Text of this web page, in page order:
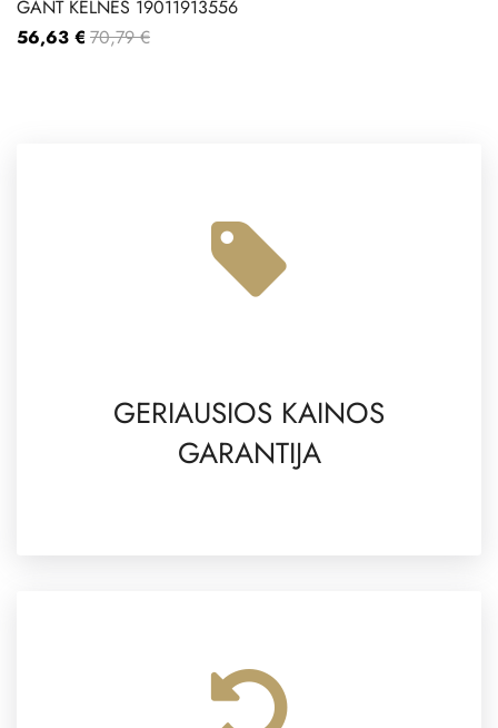
GANT KELNĖS 19011913556
56,63 € 70,79 €
GERIAUSIOS KAINOS
GARANTIJA